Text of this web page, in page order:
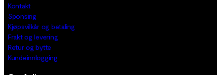
Kontakt
Sponsing
Kjøpsvilkår og betaling
Frakt og levering
Retur og bytte
Kundeinnlogging